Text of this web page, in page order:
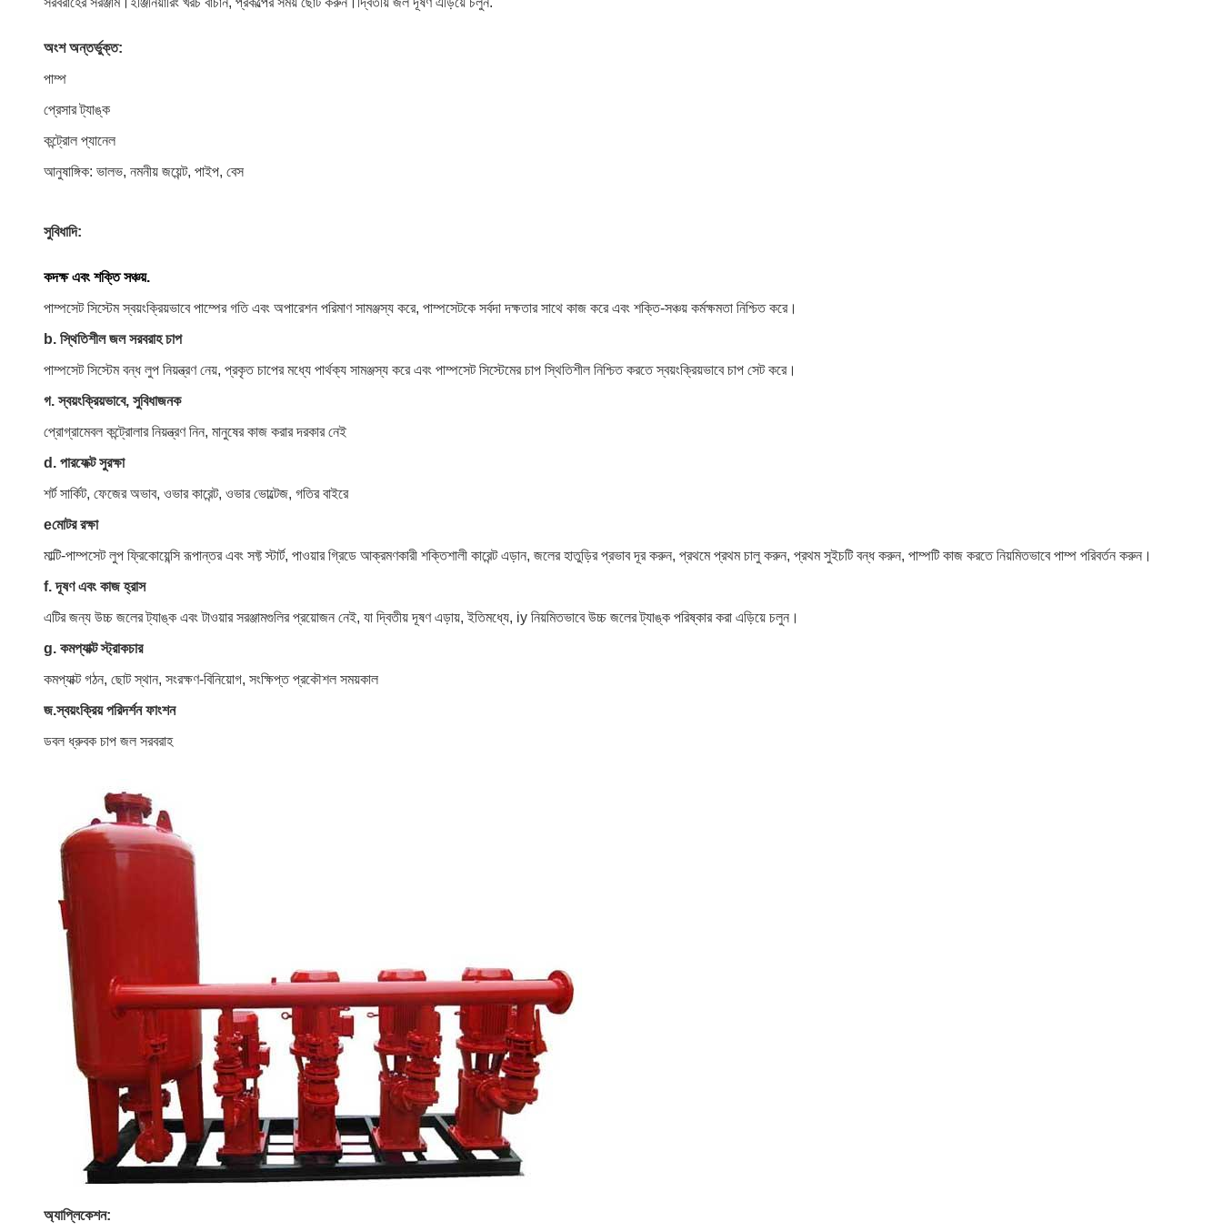
অংশ অন্তর্ভুক্ত:
পাম্প
প্রেসার ট্যাঙ্ক
কন্ট্রোল প্যানেল
আনুষাঙ্গিক: ভালভ, নমনীয় জয়েন্ট, পাইপ, বেস
সুবিধাদি:
কদক্ষ এবং শক্তি সঞ্চয়.
পাম্পসেট সিস্টেম স্বয়ংক্রিয়ভাবে পাম্পের গতি এবং অপারেশন পরিমাণ সামঞ্জস্য করে, পাম্পসেটকে সর্বদা দক্ষতার সাথে কাজ করে এবং শক্তি-সঞ্চয় কর্মক্ষমতা নিশ্চিত করে।
b. স্থিতিশীল জল সরবরাহ চাপ
পাম্পসেট সিস্টেম বন্ধ লুপ নিয়ন্ত্রণ নেয়, প্রকৃত চাপের মধ্যে পার্থক্য সামঞ্জস্য করে এবং পাম্পসেট সিস্টেমের চাপ স্থিতিশীল নিশ্চিত করতে স্বয়ংক্রিয়ভাবে চাপ সেট করে।
গ. স্বয়ংক্রিয়ভাবে, সুবিধাজনক
প্রোগ্রামেবল কন্ট্রোলার নিয়ন্ত্রণ নিন, মানুষের কাজ করার দরকার নেই
d. পারফেক্ট সুরক্ষা
শর্ট সার্কিট, ফেজের অভাব, ওভার কারেন্ট, ওভার ভোল্টেজ, গতির বাইরে
eমোটর রক্ষা
মাল্টি-পাম্পসেট লুপ ফ্রিকোয়েন্সি রূপান্তর এবং সফ্ট স্টার্ট, পাওয়ার গ্রিডে আক্রমণকারী শক্তিশালী কারেন্ট এড়ান, জলের হাতুড়ির প্রভাব দূর করুন, প্রথমে প্রথম চালু করুন, প্রথম সুইচটি বন্ধ করুন, পাম্পটি কাজ করতে নিয়মিতভাবে পাম্প পরিবর্তন করুন।
f. দূষণ এবং কাজ হ্রাস
এটির জন্য উচ্চ জলের ট্যাঙ্ক এবং টাওয়ার সরঞ্জামগুলির প্রয়োজন নেই, যা দ্বিতীয় দূষণ এড়ায়, ইতিমধ্যে, iy নিয়মিতভাবে উচ্চ জলের ট্যাঙ্ক পরিষ্কার করা এড়িয়ে চলুন।
g. কমপ্যাক্ট স্ট্রাকচার
কমপ্যাক্ট গঠন, ছোট স্থান, সংরক্ষণ-বিনিয়োগ, সংক্ষিপ্ত প্রকৌশল সময়কাল
জ.স্বয়ংক্রিয় পরিদর্শন ফাংশন
ডবল ধ্রুবক চাপ জল সরবরাহ
অ্যাপ্লিকেশন: